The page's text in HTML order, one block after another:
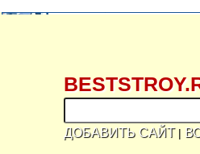
ДОБАВИТЬ САЙТ|